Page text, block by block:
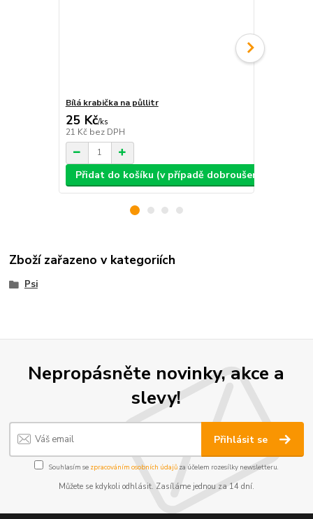
Bílá krabička na půllitr
25 Kč/ks
21 Kč bez DPH
Přidat do košíku (v případě dobroušení: text,
Zboží zařazeno v kategoriích
Psi
Nepropásněte novinky, akce a
slevy!
Přihlásit se
Souhlasím se zpracováním osobních údajů za účelem rozesílky newsletteru.
Můžete se kdykoli odhlásit. Zasíláme jednou za 14 dní.